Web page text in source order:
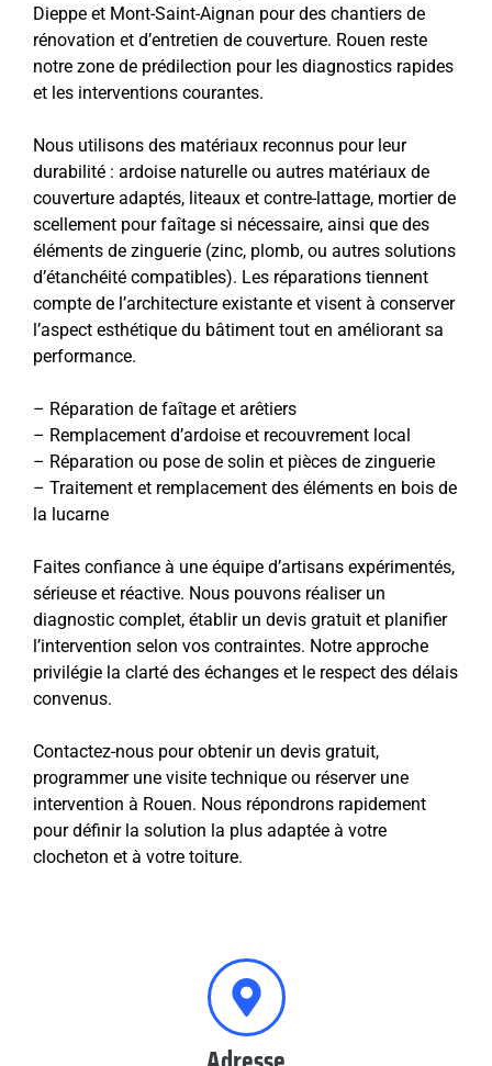
Dieppe et Mont-Saint-Aignan pour des chantiers de
rénovation et d’entretien de couverture. Rouen reste
notre zone de prédilection pour les diagnostics rapides
et les interventions courantes.
Nous utilisons des matériaux reconnus pour leur
durabilité : ardoise naturelle ou autres matériaux de
couverture adaptés, liteaux et contre-lattage, mortier de
scellement pour faîtage si nécessaire, ainsi que des
éléments de zinguerie (zinc, plomb, ou autres solutions
d’étanchéité compatibles). Les réparations tiennent
compte de l’architecture existante et visent à conserver
l’aspect esthétique du bâtiment tout en améliorant sa
performance.
– Réparation de faîtage et arêtiers
– Remplacement d’ardoise et recouvrement local
– Réparation ou pose de solin et pièces de zinguerie
– Traitement et remplacement des éléments en bois de
la lucarne
Faites confiance à une équipe d’artisans expérimentés,
sérieuse et réactive. Nous pouvons réaliser un
diagnostic complet, établir un devis gratuit et planifier
l’intervention selon vos contraintes. Notre approche
privilégie la clarté des échanges et le respect des délais
convenus.
Contactez-nous pour obtenir un devis gratuit,
programmer une visite technique ou réserver une
intervention à Rouen. Nous répondrons rapidement
pour définir la solution la plus adaptée à votre
clocheton et à votre toiture.